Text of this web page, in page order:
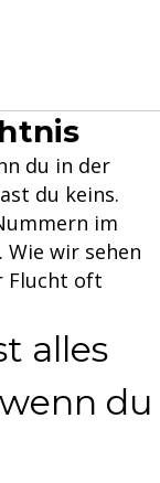
du in der
du keins.
im
wir sehen
Flucht oft
alles
du